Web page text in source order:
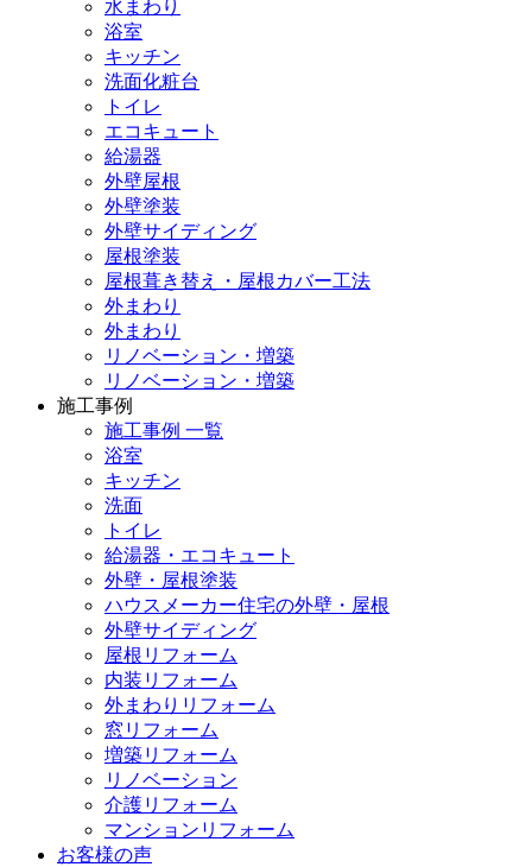
水まわり
浴室
キッチン
洗面化粧台
トイレ
エコキュート
給湯器
外壁屋根
外壁塗装
外壁サイディング
屋根塗装
屋根葺き替え・屋根カバー工法
外まわり
外まわり
リノベーション・増築
リノベーション・増築
施工事例
施工事例 一覧
浴室
キッチン
洗面
トイレ
給湯器・エコキュート
外壁・屋根塗装
ハウスメーカー住宅の外壁・屋根
外壁サイディング
屋根リフォーム
内装リフォーム
外まわりリフォーム
窓リフォーム
増築リフォーム
リノベーション
介護リフォーム
マンションリフォーム
お客様の声